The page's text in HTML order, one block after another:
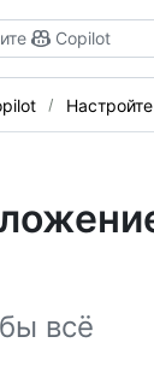
Copilot
всё